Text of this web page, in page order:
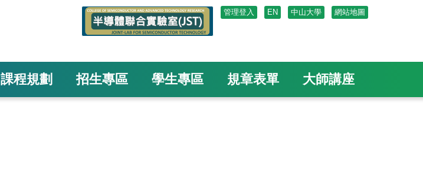
管理登入 EN 中山大學 網站地圖
課程規劃 招生專區 學生專區 規章表單 大師講座